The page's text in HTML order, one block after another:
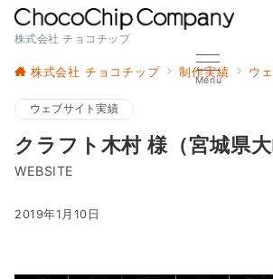
株式会社 チョコチップ
Menu
株式会社 チョコチップ 制作実績 ウ
ウェブサイト実績
クラフト木村 様（宮城県大
WEBSITE
2019年1月10日